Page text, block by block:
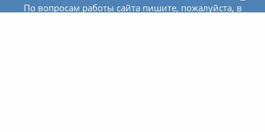
По вопросам работы сайта пишите, пожалуйста, в